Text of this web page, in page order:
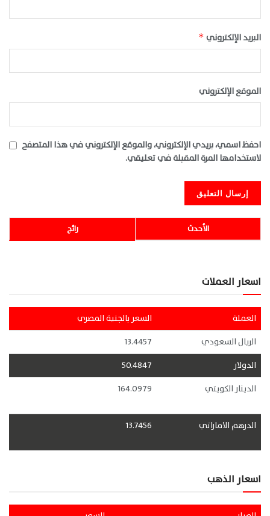
البريد الإلكتروني *
الموقع الإلكتروني
احفظ اسمي، بريدي الإلكتروني، والموقع الإلكتروني في هذا المتصفح
لاستخدامها المرة المقبلة في تعليقي.
رائج الأحدث
اسعار العملات
العملة
السعر بالجنية المصري
الريال السعودي
13.4457
الدولار
50.4847
الدينار الكويتي
164.0979
الدرهم الاماراتي 13.7456
اسعار الذهب